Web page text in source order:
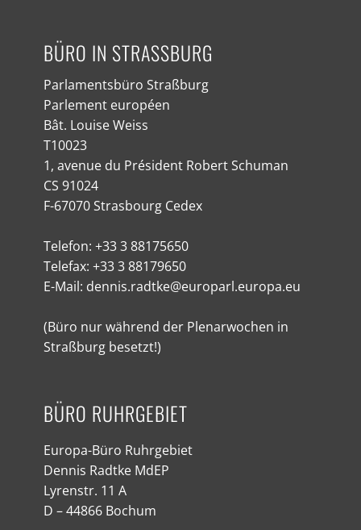
BÜRO IN STRASSBURG
Parlamentsbüro Straßburg
Parlement européen
Bât. Louise Weiss
T10023
1, avenue du Président Robert Schuman
CS 91024
F-67070 Strasbourg Cedex
Telefon: +33 3 88175650
Telefax: +33 3 88179650
E-Mail: dennis.radtke@europarl.europa.eu
(Büro nur während der Plenarwochen in
Straßburg besetzt!)
BÜRO RUHRGEBIET
Europa-Büro Ruhrgebiet
Dennis Radtke MdEP
Lyrenstr. 11 A
D – 44866 Bochum